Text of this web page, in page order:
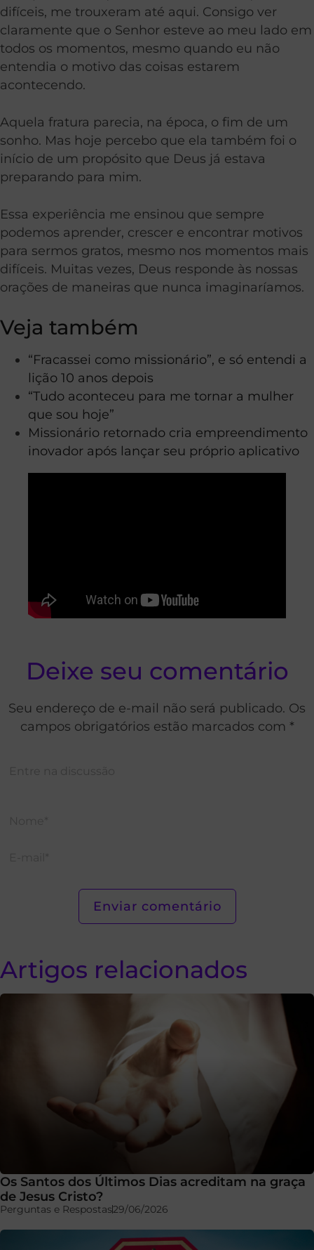
difíceis, me trouxeram até aqui. Consigo ver
claramente que o Senhor esteve ao meu lado em
todos os momentos, mesmo quando eu não
entendia o motivo das coisas estarem
acontecendo.
Aquela fratura parecia, na época, o fim de um
sonho. Mas hoje percebo que ela também foi o
início de um propósito que Deus já estava
preparando para mim.
Essa experiência me ensinou que sempre
podemos aprender, crescer e encontrar motivos
para sermos gratos, mesmo nos momentos mais
difíceis. Muitas vezes, Deus responde às nossas
orações de maneiras que nunca imaginaríamos.
Veja também
“Fracassei como missionário”, e só entendi a
lição 10 anos depois
“Tudo aconteceu para me tornar a mulher
que sou hoje”
Missionário retornado cria empreendimento
inovador após lançar seu próprio aplicativo
Deixe seu comentário
Seu endereço de e-mail não será publicado. Os
campos obrigatórios estão marcados com *
Artigos relacionados
Os Santos dos Últimos Dias acreditam na graça
de Jesus Cristo?
Perguntas e Respostas29/06/2026